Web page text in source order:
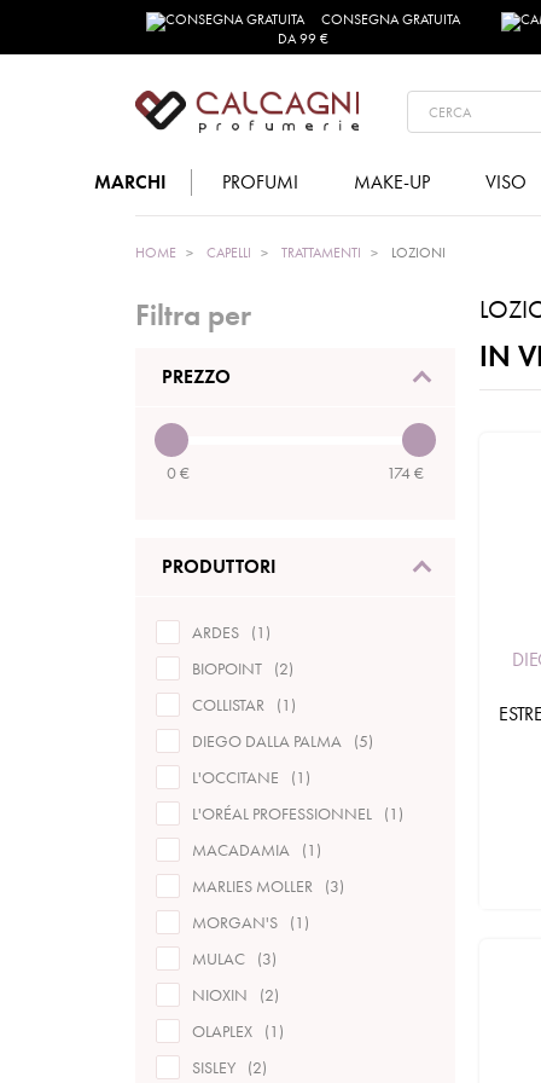
CONSEGNA GRATUITA
DA 99 €
MARCHI PROFUMI MAKE-UP VISO
HOME CAPELLI TRATTAMENTI LOZIONI
Filtra per
PREZZO
0€ 174€
PRODUTTORI
ARDES
1
BIOPOINT
2
COLLISTAR
1
DIEGO DALLA PALMA
5
L'OCCITANE
1
L'ORÉAL PROFESSIONNEL
1
MACADAMIA
1
MARLIES MOLLER
3
MORGAN'S
1
MULAC
3
NIOXIN
2
OLAPLEX
1
SISLEY
2
IN